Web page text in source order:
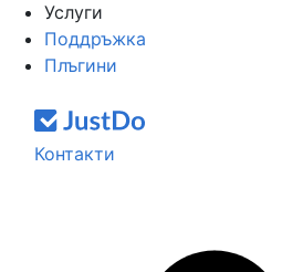
Услуги
Поддръжка
Плъгини
Контакти